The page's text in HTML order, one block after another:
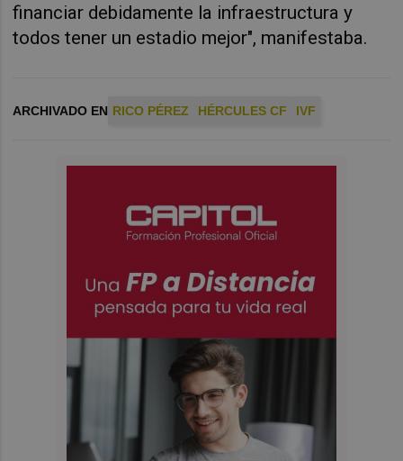
financiar debidamente la infraestructura y
todos tener un estadio mejor", manifestaba.
ARCHIVADO EN RICO PÉREZ HÉRCULES CF IVF